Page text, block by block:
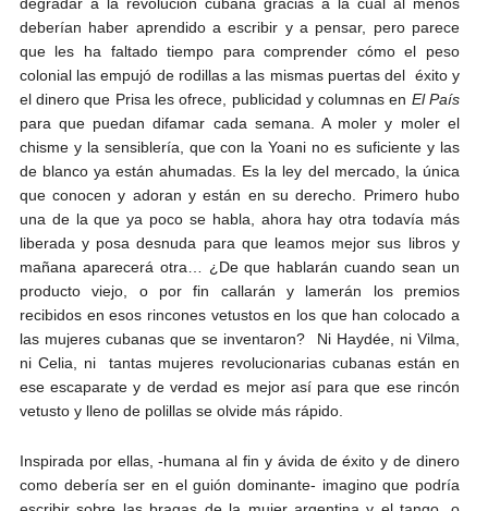
deberían haber aprendido a escribir y a pensar, pero parece
que les ha faltado tiempo para comprender cómo el peso
colonial las empujó de rodillas a las mismas puertas del éxito y
el dinero que Prisa les ofrece, publicidad y columnas en El País
para que puedan difamar cada semana. A moler y moler el
chisme y la sensiblería, que con la Yoani no es suficiente y las
de blanco ya están ahumadas. Es la ley del mercado, la única
que conocen y adoran y están en su derecho. Primero hubo
una de la que ya poco se habla, ahora hay otra todavía más
liberada y posa desnuda para que leamos mejor sus libros y
mañana aparecerá otra… ¿De que hablarán cuando sean un
producto viejo, o por fin callarán y lamerán los premios
recibidos en esos rincones vetustos en los que han colocado a
las mujeres cubanas que se inventaron? Ni Haydée, ni Vilma,
ni Celia, ni tantas mujeres revolucionarias cubanas están en
ese escaparate y de verdad es mejor así para que ese rincón
vetusto y lleno de polillas se olvide más rápido.
Inspirada por ellas, -humana al fin y ávida de éxito y de dinero
como debería ser en el guión dominante- imagino que podría